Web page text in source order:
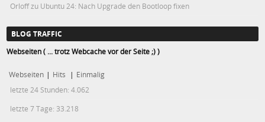
Orloffzu Ubuntu 24: Nach Upgrade den Bootloop fixen
BLOG TRAFFIC
Webseiten ( ... trotz Webcache vor der Seite ;) )
Webseiten | Hits | Einmalig
letzte 24 Stunden:4.062
letzte 7 Tage: 33.218